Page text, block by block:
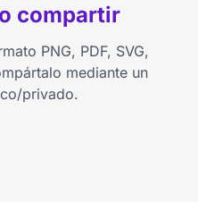
compartir
PNG, PDF, SVG,
mediante un
privado.